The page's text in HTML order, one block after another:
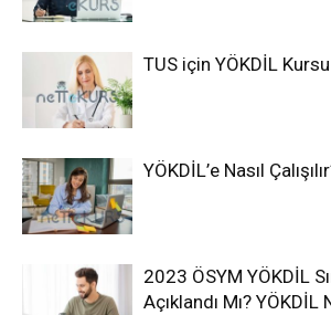
TUS için YÖKDİL Kursu
YÖKDİL’e Nasıl
2023 ÖSYM YÖKDİL
Açıklandı Mı? YÖKDİL